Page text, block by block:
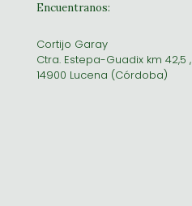
Encuentranos:
Cortijo Garay
Ctra. Estepa-Guadix km 42,5 ,
14900 Lucena (Córdoba)